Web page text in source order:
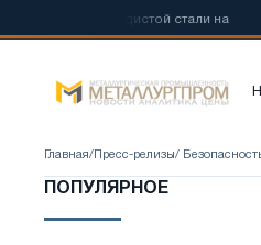
стали на 📰
Главная/ Пресс-релизы/
ПОПУЛЯРНОЕ